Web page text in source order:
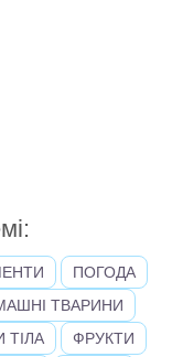
ПОГОДА
ТВАРИНИ
ТІЛА
ФРУКТИ